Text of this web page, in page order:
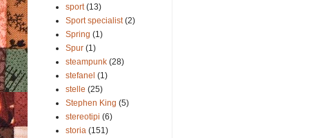
sport (13)
Sport specialist (2)
Spring (1)
Spur (1)
steampunk (28)
stefanel (1)
stelle (25)
Stephen King (5)
stereotipi (6)
storia (151)